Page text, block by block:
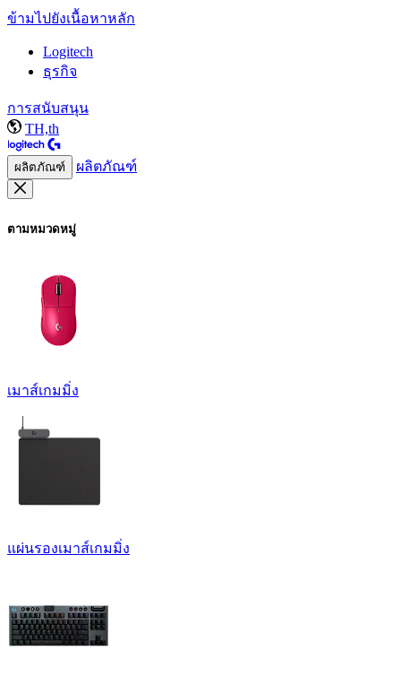
ข้ามไปยังเนื้อหาหลัก
Logitech
ธุรกิจ
การสนับสนุน
TH,th
ผลิตภัณฑ์ ผลิตภัณฑ์
ตามหมวดหมู่
เมาส์เกมมิ่ง
แผ่นรองเมาส์เกมมิ่ง